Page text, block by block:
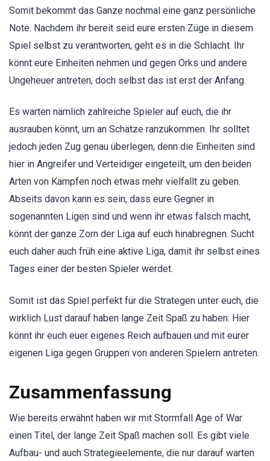
Somit bekommt das Ganze nochmal eine ganz persönliche
Note. Nachdem ihr bereit seid eure ersten Züge in diesem
Spiel selbst zu verantworten, geht es in die Schlacht. Ihr
könnt eure Einheiten nehmen und gegen Orks und andere
Ungeheuer antreten, doch selbst das ist erst der Anfang.
Es warten nämlich zahlreiche Spieler auf euch, die ihr
ausrauben könnt, um an Schätze ranzukommen. Ihr solltet
jedoch jeden Zug genau überlegen, denn die Einheiten sind
hier in Angreifer und Verteidiger eingeteilt, um den beiden
Arten von Kämpfen noch etwas mehr vielfallt zu geben.
Abseits davon kann es sein, dass eure Gegner in
sogenannten Ligen sind und wenn ihr etwas falsch macht,
könnt der ganze Zorn der Liga auf euch hinabregnen. Sucht
euch daher auch früh eine aktive Liga, damit ihr selbst eines
Tages einer der besten Spieler werdet.
Somit ist das Spiel perfekt für die Strategen unter euch, die
wirklich Lust darauf haben lange Zeit Spaß zu haben. Hier
könnt ihr euch euer eigenes Reich aufbauen und mit eurer
eigenen Liga gegen Gruppen von anderen Spielern antreten.
Zusammenfassung
Wie bereits erwähnt haben wir mit Stormfall Age of War
einen Titel, der lange Zeit Spaß machen soll. Es gibt viele
Aufbau- und auch Strategieelemente, die nur darauf warten